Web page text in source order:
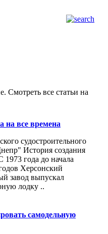
Смотреть все статьи на
на все времена
судостроительного
История создания
года до начала
Херсонский
завод выпускал
лодку ..
самодельную